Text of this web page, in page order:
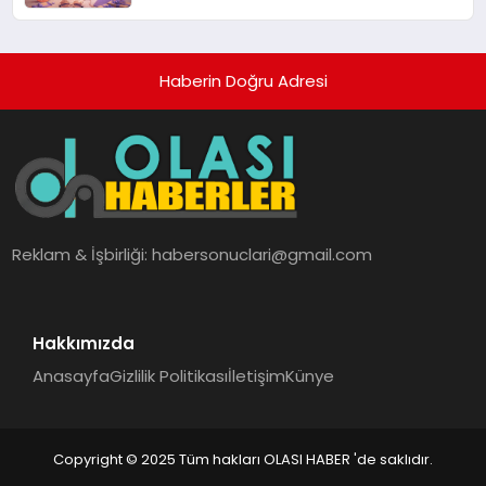
Haberin Doğru Adresi
Reklam & İşbirliği:habersonuclari@gmail.com
Hakkımızda
AnasayfaGizlilik PolitikasıİletişimKünye
Copyright © 2025 Tüm hakları OLASI HABER 'de saklıdır.